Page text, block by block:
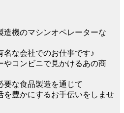
造機のマシンオペレーターな
名な会社でのお仕事です♪
やコンビニで見かけるあの商
要な食品製造を通じて
を豊かにするお手伝いをしませ